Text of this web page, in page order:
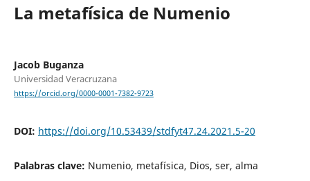
La metafísica de Numenio
Jacob Buganza
Universidad Veracruzana
https://orcid.org/0000-0001-7382-9723
DOI: https://doi.org/10.53439/stdfyt47.24.2021.5-20
Palabras clave: Numenio, metafísica, Dios, ser, alma